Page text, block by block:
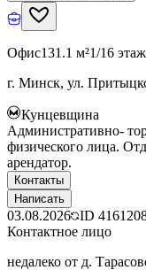
Офис131.1 м²1/16 этаж
г. Минск, ул.
Кунцевщина
Административно-
физического лица.
арендатор.
Контакты
Написать
03.08.2026 ID
Контактное лицо
недалеко от д.